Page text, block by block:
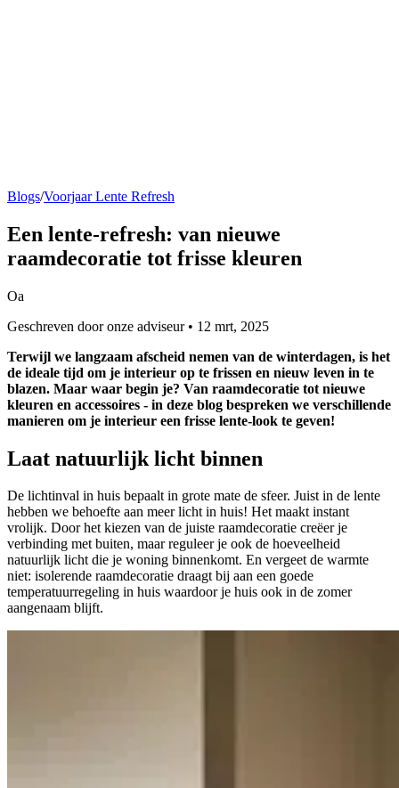
Blogs/Voorjaar Lente Refresh
Een lente-refresh: van nieuwe
raamdecoratie tot frisse kleuren
Oa
Geschreven door onze adviseur • 12 mrt, 2025
Terwijl we langzaam afscheid nemen van de winterdagen, is het
de ideale tijd om je interieur op te frissen en nieuw leven in te
blazen. Maar waar begin je? Van raamdecoratie tot nieuwe
kleuren en accessoires - in deze blog bespreken we verschillende
manieren om je interieur een frisse lente-look te geven!
Laat natuurlijk licht binnen
De lichtinval in huis bepaalt in grote mate de sfeer. Juist in de lente
hebben we behoefte aan meer licht in huis! Het maakt instant
vrolijk. Door het kiezen van de juiste raamdecoratie creëer je
verbinding met buiten, maar reguleer je ook de hoeveelheid
natuurlijk licht die je woning binnenkomt. En vergeet de warmte
niet: isolerende raamdecoratie draagt bij aan een goede
temperatuurregeling in huis waardoor je huis ook in de zomer
aangenaam blijft.